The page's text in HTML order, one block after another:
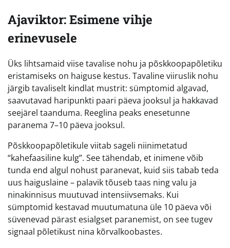
Ajaviktor: Esimene vihje
erinevusele
Üks lihtsamaid viise tavalise nohu ja põskkoopapõletiku
eristamiseks on haiguse kestus. Tavaline viiruslik nohu
järgib tavaliselt kindlat mustrit: sümptomid algavad,
saavutavad haripunkti paari päeva jooksul ja hakkavad
seejärel taanduma. Reeglina peaks enesetunne
paranema 7–10 päeva jooksul.
Põskkoopapõletikule viitab sageli niinimetatud
“kahefaasiline kulg”. See tähendab, et inimene võib
tunda end algul nohust paranevat, kuid siis tabab teda
uus haiguslaine – palavik tõuseb taas ning valu ja
ninakinnisus muutuvad intensiivsemaks. Kui
sümptomid kestavad muutumatuna üle 10 päeva või
süvenevad pärast esialgset paranemist, on see tugev
signaal põletikust nina kõrvalkoobastes.